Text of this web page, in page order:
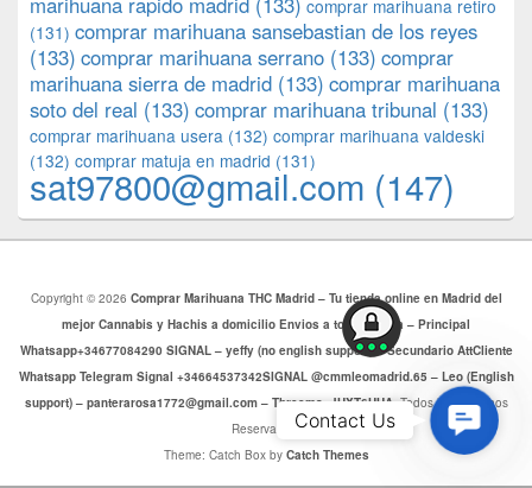
comprar marihuana retiro
(131) comprar marihuana sansebastian de los reyes
(133) comprar marihuana serrano (133) comprar
marihuana sierra de madrid (133) comprar marihuana
soto del real (133) comprar marihuana tribunal (133)
comprar marihuana usera (132) comprar marihuana valdeski
(132) comprar matuja en madrid (131)
sat97800@gmail.com (147)
Copyright © 2026 Comprar Marihuana THC Madrid – Tu tienda online en Madrid del
mejor Cannabis y Hachis a domicilio Envios a toda Europa – Principal
Whatsapp+34677084290 SIGNAL – yeffy (no english support) – Secundario AttCliente
Whatsapp Telegram Signal +34664537342SIGNAL @cmmleomadrid.65 – Leo (English
support) – panterarosa1772@gmail.com – Threema: JHXT6HHA. Todos los Derechos
Reservados.
Theme: Catch Box by Catch Themes
Contact
Us
Contact Us